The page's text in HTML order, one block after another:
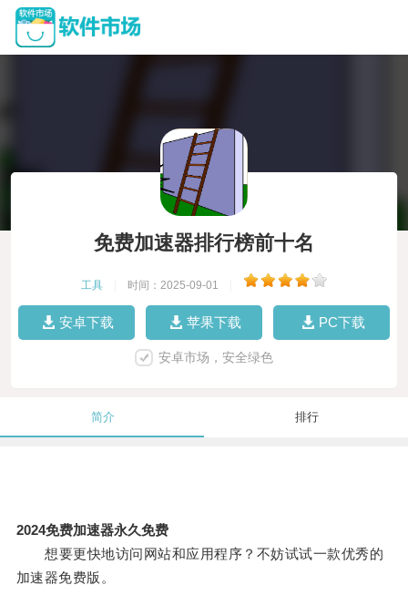
免费加速器排行榜前十名
工具 时间：2025-09-01
安卓下载 苹果下载 PC下载
安卓市场，安全绿色
简介 排行
2024免费加速器永久免费
想要更快地访问网站和应用程序？不妨试试一款优秀的
加速器免费版。